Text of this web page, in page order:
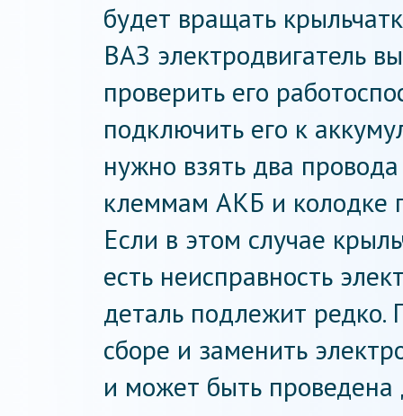
будет вращать
ВАЗ электродвигатель
проверить его
подключить его к
нужно взять два
клеммам АКБ и колодке
Если в этом случае
есть неисправность
деталь подлежит редко.
сборе и заменить
и может быть